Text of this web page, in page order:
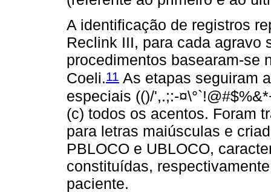
A identificação de registros
Reclink III, para cada agravo
procedimentos basearam-se
Coeli.11 As etapas seguiram
especiais (()/',.;:-
(c) todos os acentos. Foram
para letras maiúsculas e
PBLOCO e UBLOCO,
constituídas,
paciente.